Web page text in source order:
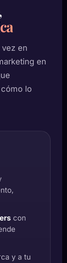
en
en
lo
con
y a tu